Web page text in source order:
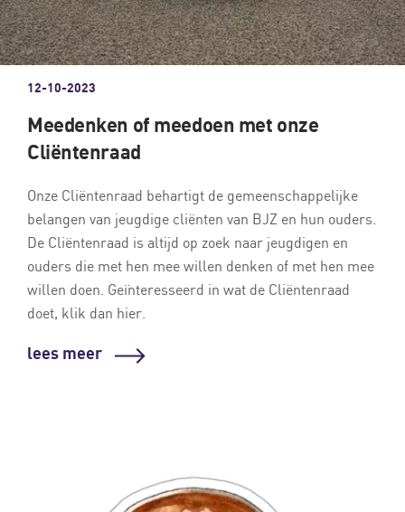
12-10-2023
Meedenken of meedoen met onze
Cliëntenraad
Onze Cliëntenraad behartigt de gemeenschappelijke
belangen van jeugdige cliënten van BJZ en hun ouders.
De Cliëntenraad is altijd op zoek naar jeugdigen en
ouders die met hen mee willen denken of met hen mee
willen doen. Geïnteresseerd in wat de Cliëntenraad
doet, klik dan hier.
lees meer